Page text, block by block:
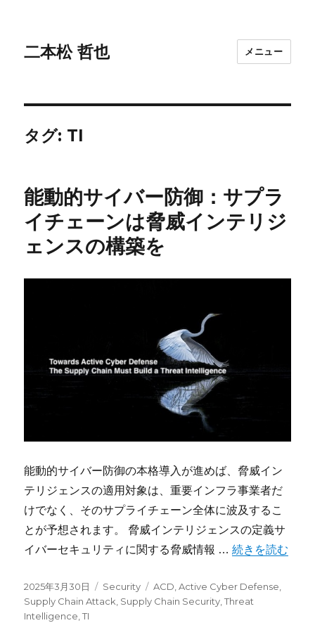
二本松 哲也 メニュー
タグ: TI
能動的サイバー防御：サプラ
イチェーンは脅威インテリジ
ェンスの構築を
能動的サイバー防御の本格導入が進めば、脅威イン
テリジェンスの適用対象は、重要インフラ事業者だ
けでなく、そのサプライチェーン全体に波及するこ
とが予想されます。 脅威インテリジェンスの定義サ
イバーセキュリティに関する脅威情報 …“能動的サイバ
続きを読む
投
稿
日:
2025年3月30日
カ
テ
Security
タ
グ
ACD ,Active Cyber Defense
Supply Chain Attack Supply Chain Security ,Threat
Intelligence ,TI